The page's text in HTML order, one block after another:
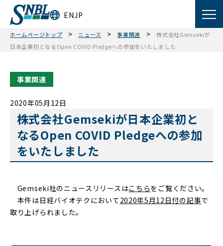
ENJP
ホームページトップ > ニュース > 事業関連 >
株式会社Gemsekiが
日本企業初となるOpen COVID Pledgeへの参加をいたしました
株式会社Gemsekiが日本企業初と
なるOpen COVID Pledgeへの参加
をいたしました
2020年05月12日
事業関連
Gemseki社のニュースリリースはこちらをご覧ください。
本件は日経バイオテクにおいて 2020年5月12日付の記事で
取り上げられました。